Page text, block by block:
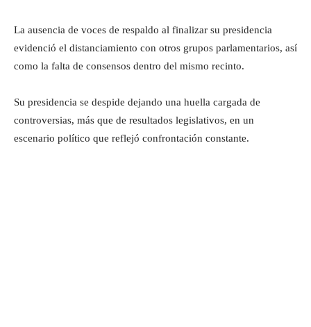
La ausencia de voces de respaldo al finalizar su presidencia
evidenció el distanciamiento con otros grupos parlamentarios, así
como la falta de consensos dentro del mismo recinto.
Su presidencia se despide dejando una huella cargada de
controversias, más que de resultados legislativos, en un
escenario político que reflejó confrontación constante.